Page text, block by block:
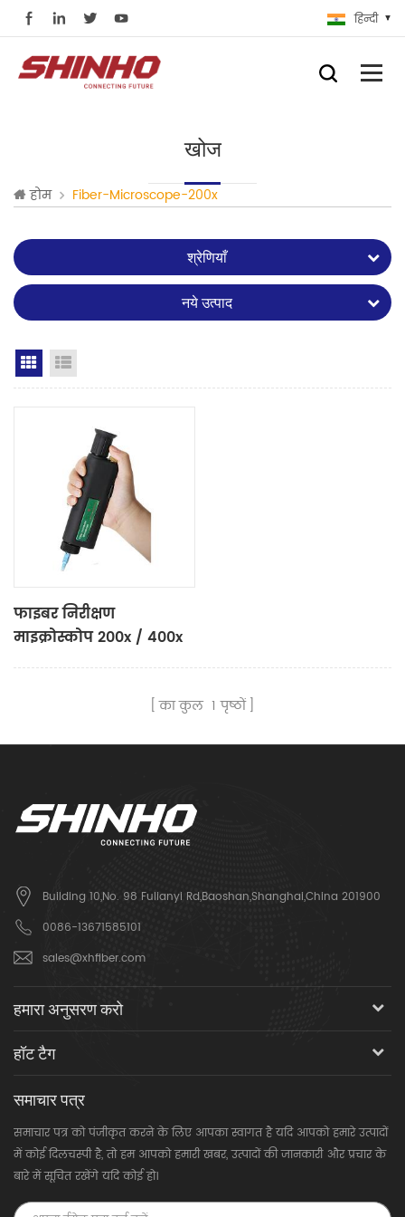
हिन्दी
खोज
होम Fiber-Microscope-200x
श्रेणियाँ
नये उत्पाद
Grid View
फाइबर निरीक्षण
माइक्रोस्कोप 200x / 400x
का कुल 1 पृष्ठों
Building 10,No. 98 Fulianyi Rd,Baoshan,Shanghai,China 201900
0086-13671585101
sales@xhfiber.com
हमारा अनुसरण करो
हॉट टैग
समाचार पत्र
समाचार पत्र को पंजीकृत करने के लिए आपका स्वागत है यदि आपको हमारे उत्पादों
में कोई दिलचस्पी है, तो हम आपको हमारी खबर, उत्पादों की जानकारी और प्रचार के
बारे में सूचित रखेंगे यदि कोई हो।